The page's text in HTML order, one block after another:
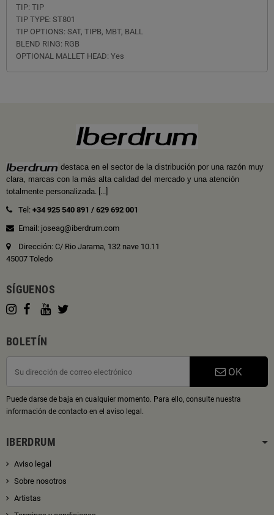
TIP: TIP
TIP TYPE: ST801
TIP OPTIONS: SAT, TIPB, MBT, BALL
BLEND RING: RGB
OPTIONAL MALLET HEAD: Yes
destaca en el sector de la distribución por una razón muy
clara, marcas con la más alta calidad del mercado y una atención
totalmente personalizada. [...]
Tel: +34 925 540 891 / 629 692 001
Email: joseag@iberdrum.com
Dirección: C/ Rio Jarama, 132 nave 10.11
45007 Toledo
SÍGUENOS
BOLETÍN
OK
Puede darse de baja en cualquier momento. Para ello, consulte nuestra
información de contacto en el aviso legal.
IBERDRUM
Aviso legal
Sobre nosotros
Artistas